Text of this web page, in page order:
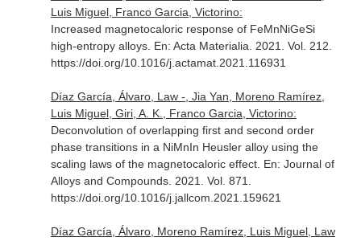
Luis Miguel, Franco Garcia, Victorino:
Increased magnetocaloric response of FeMnNiGeSi
high-entropy alloys. En: Acta Materialia . 2021. Vol. 212.
https://doi.org/10.1016/j.actamat.2021.116931
Díaz García, Álvaro, Law -, Jia Yan, Moreno Ramírez,
Luis Miguel, Giri, A. K., Franco Garcia, Victorino:
Deconvolution of overlapping first and second order
phase transitions in a NiMnIn Heusler alloy using the
scaling laws of the magnetocaloric effect. En: Journal of
Alloys and Compounds. 2021. Vol. 871.
https://doi.org/10.1016/j.jallcom.2021.159621
Díaz García, Álvaro, Moreno Ramírez, Luis Miguel, Law